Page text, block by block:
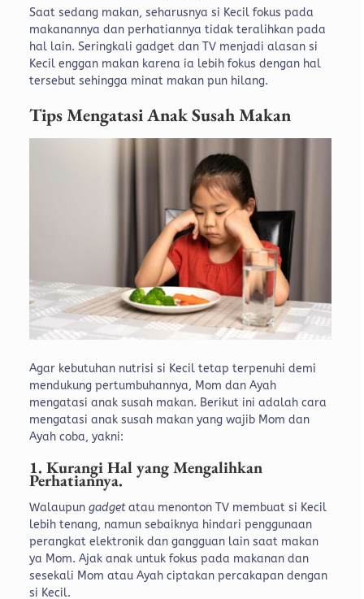
Saat sedang makan, seharusnya si Kecil fokus pada
makanannya dan perhatiannya tidak teralihkan pada
hal lain. Seringkali gadget dan TV menjadi alasan si
Kecil enggan makan karena ia lebih fokus dengan hal
tersebut sehingga minat makan pun hilang.
Tips Mengatasi Anak Susah Makan
Agar kebutuhan nutrisi si Kecil tetap terpenuhi demi
mendukung pertumbuhannya, Mom dan Ayah
mengatasi anak susah makan. Berikut ini adalah cara
mengatasi anak susah makan yang wajib Mom dan
Ayah coba, yakni:
1. Kurangi Hal yang Mengalihkan
Perhatiannya.
Walaupun gadgetatau menonton TV membuat si Kecil
lebih tenang, namun sebaiknya hindari penggunaan
perangkat elektronik dan gangguan lain saat makan
ya Mom. Ajak anak untuk fokus pada makanan dan
sesekali Mom atau Ayah ciptakan percakapan dengan
si Kecil.